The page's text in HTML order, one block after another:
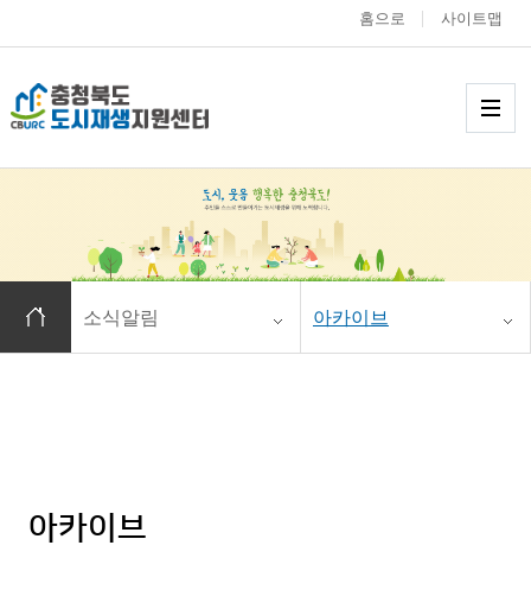
충청북도 도시재
홈으로 사이트맵
홈으로 이동
소식알림 아카이브
아카이브